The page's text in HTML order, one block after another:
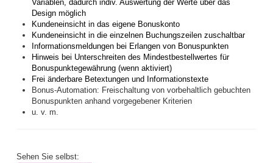
Variablen, dadurch indiv. Auswertung der Werte über das
Design möglich
Kundeneinsicht in das eigene Bonuskonto
Kundeneinsicht in die einzelnen Buchungszeilen zuschaltbar
Informationsmeldungen bei Erlangen von Bonuspunkten
Hinweis bei Unterschreiten des Mindestbestellwertes für
Bonuspunktegewährung (wenn aktiviert)
Frei änderbare Betextungen und Informationstexte
Bonus-Automation: Freischaltung von vorbehaltlich gebuchten
Bonuspunkten anhand vorgegebener Kriterien
u. v. m.
Sehen Sie selbst: